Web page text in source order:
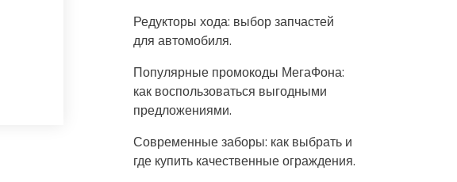
Редукторы хода: выбор запчастей
для автомобиля.
Популярные промокоды МегаФона:
как воспользоваться выгодными
предложениями.
Современные заборы: как выбрать и
где купить качественные ограждения.